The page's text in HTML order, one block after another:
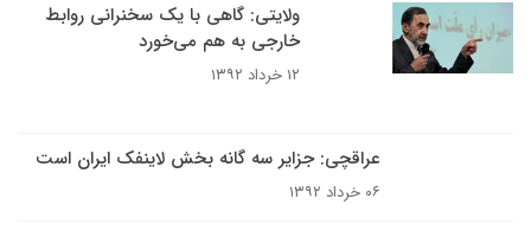
ولایتی: گاهی با یک سخنرانی روابط
خارجی به هم می‌خورد
۱۲ خرداد ۱۳۹۲
عراقچی: جزایر سه گانه بخش لاینفک ایران است
۰۶ خرداد ۱۳۹۲